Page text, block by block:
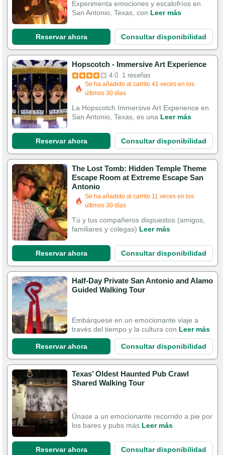
Experimenta emociones y escalofríos en
San Antonio, Texas, con Leer más
Reservar ahora Consultar disponibilidad
Hopscotch - Immersive Art Experience
4.0 1 reseñas
Se ha añadido al carrito 41 veces en los
últimos 30 días
La Hopscotch Immersive Art Experience en
San Antonio, Texas, es una Leer más
Reservar ahora Consultar disponibilidad
The Lost Tomb: Hidden Temple Theme
Escape Room at Extreme Escape San
Antonio
Se ha añadido al carrito 11 veces en los
últimos 30 días
Tú y tus compañeros dispuestos (amigos,
familiares y colegas) Leer más
Reservar ahora Consultar disponibilidad
Half-Day Private San Antonio and Alamo
Guided Walking Tour
Embárquese en un emocionante viaje a
través del tiempo y la cultura con Leer más
Reservar ahora Consultar disponibilidad
Texas’ Oldest Haunted Pub Crawl
Shared Walking Tour
Únase a un emocionante recorrido a pie por
los bares y pubs más Leer más
Reservar ahora Consultar disponibilidad